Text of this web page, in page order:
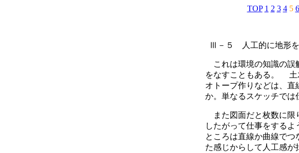
TOP 1 2 3 4 5 6
Ⅲ－５ 人工的に地形
これは環境の知識の誤
をなすこともある。 土
オトープ作りなどは、直
か。単なるスケッチでは
また図面だと枚数に限
したがって仕事をする
ところは直線か曲線で
た感じからして人工感